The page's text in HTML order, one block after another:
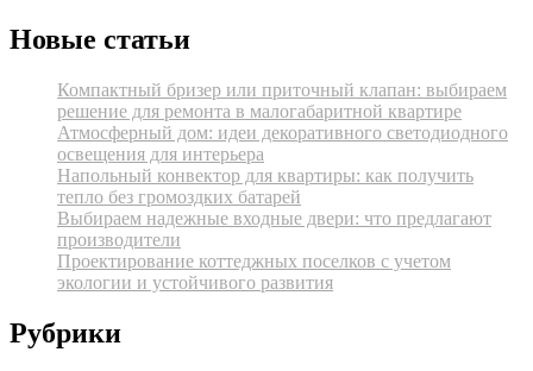
Новые статьи
Компактный бризер или приточный клапан: выбираем
решение для ремонта в малогабаритной квартире
Атмосферный дом: идеи декоративного светодиодного
освещения для интерьера
Напольный конвектор для квартиры: как получить
тепло без громоздких батарей
Выбираем надежные входные двери: что предлагают
производители
Проектирование коттеджных поселков с учетом
экологии и устойчивого развития
Рубрики